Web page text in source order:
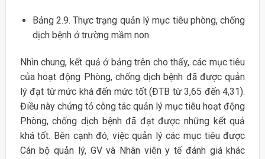
Bảng 2.9. Thực trạng quản lý mục tiêu phòng, chống
dịch bệnh ở trường mầm non
Nhìn chung, kết quả ở bảng trên cho thấy, các mục tiêu
của hoạt động Phòng, chống dịch bệnh đã được quản
lý đạt từ mức khá đến mức tốt (ĐTB từ 3,65 đến 4,31).
Điều này chứng tỏ công tác quản lý mục tiêu hoạt động
Phòng, chống dịch bệnh đã đạt được những kết quả
khá tốt. Bên cạnh đó, việc quản lý các mục tiêu được
Cán bộ quản lý, GV và Nhân viên y tế đánh giá khác